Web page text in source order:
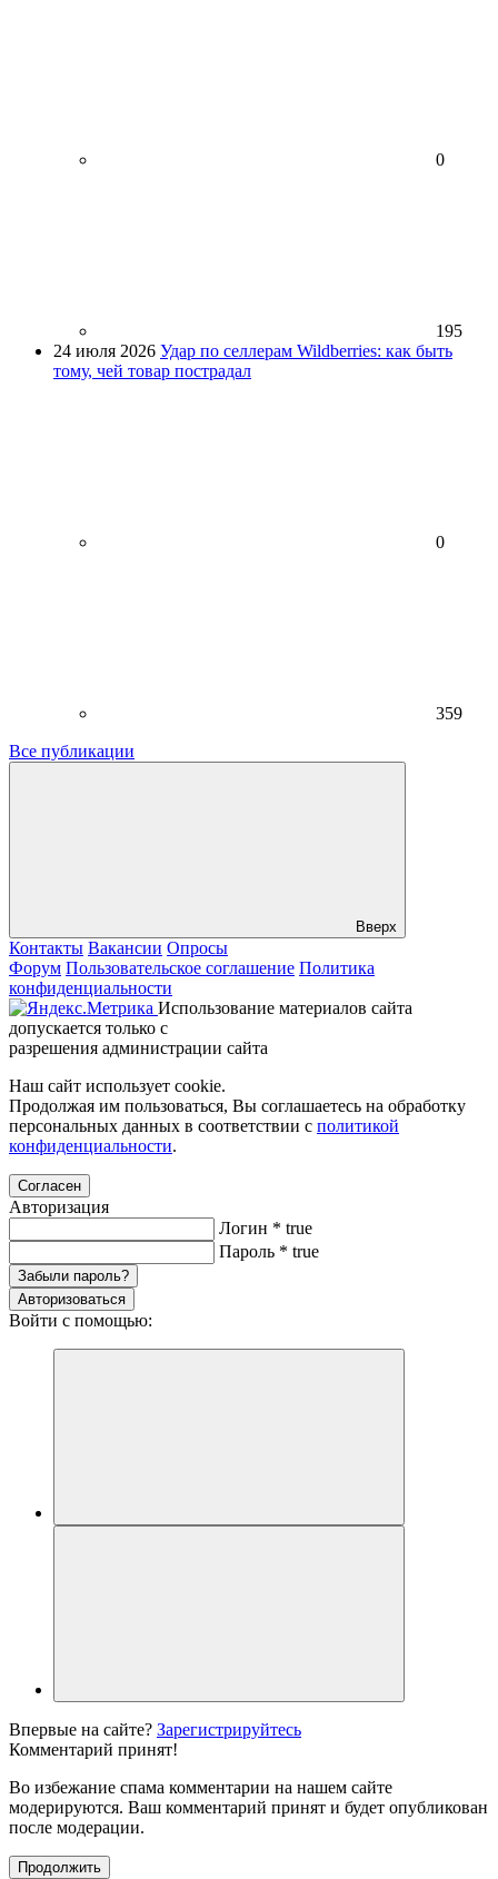
0
195
24 июля 2026 Удар по селлерам Wildberries: как быть
тому, чей товар пострадал
0
359
Все публикации
Вверх
Контакты Вакансии Опросы
Форум Пользовательское соглашение Политика
конфиденциальности
Использование материалов сайта
допускается только с
разрешения администрации сайта
Наш сайт использует cookie.
Продолжая им пользоваться, Вы соглашаетесь на обработку
персональных данных в соответствии с политикой
конфиденциальности.
Согласен
Авторизация
Логин * true
Пароль * true
Забыли пароль?
Авторизоваться
Войти с помощью:
Впервые на сайте? Зарегистрируйтесь
Комментарий принят!
Во избежание спама комментарии на нашем сайте
модерируются. Ваш комментарий принят и будет опубликован
после модерации.
Продолжить